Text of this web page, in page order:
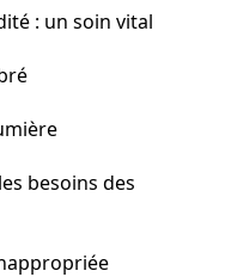
: un soin vital
besoins des